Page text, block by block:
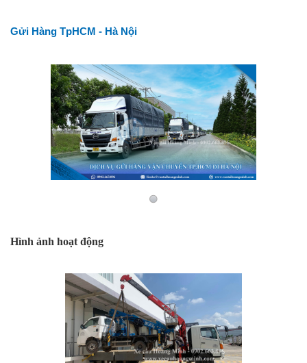
Gửi Hàng TpHCM - Hà Nội
Hình ảnh hoạt động